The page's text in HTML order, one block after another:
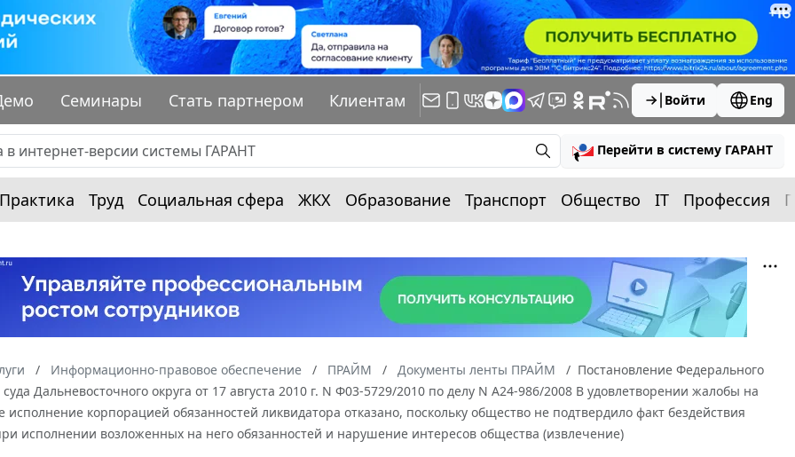
Семинары Стать партнером Клиентам Войти Eng
Перейти в систему ГАРАНТ
Практика Труд Социальная сфера ЖКХ Образование Транспорт Общество IT Профессия
Информационно-правовое обеспечение ПРАЙМ Документы ленты ПРАЙМ
Постановление Федерального
Дальневосточного округа от 17 августа 2010 г. N Ф03-5729/2010 по делу N А24-986/2008 В удовлетворении жалобы на
корпорацией обязанностей ликвидатора отказано, поскольку общество не подтвердило факт бездействия
исполнении возложенных на него обязанностей и нарушение интересов общества (извлечение)